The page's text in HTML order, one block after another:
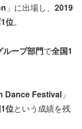
」に出場し、 2019
位。
ループ部門で全国1
Dance Festival 」
位という成績を残